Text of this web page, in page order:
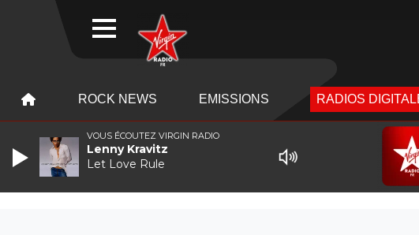
ROCK NEWS EMISSIONS RADIOS
VOUS ÉCOUTEZ VIRGIN RADIO
Lenny Kravitz
Let Love Rule
WEBRADIO